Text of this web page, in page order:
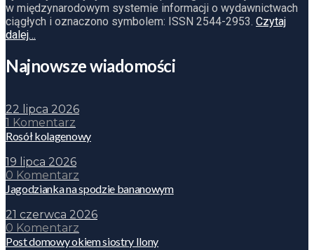
w międzynarodowym systemie informacji o wydawnictwach
ciągłych i oznaczono symbolem: ISSN 2544-2953. Czytaj
dalej…
Najnowsze wiadomości
22 lipca 2026
1 Komentarz
Rosół kolagenowy
19 lipca 2026
0 Komentarz
Jagodzianka na spodzie bananowym
21 czerwca 2026
0 Komentarz
Post domowy okiem siostry Ilony